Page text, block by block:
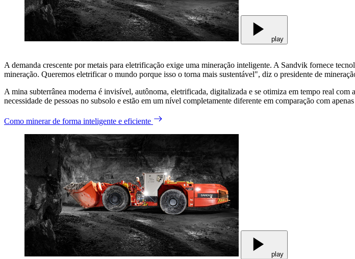
play
A demanda crescente por metais para eletrificação exige uma mineração inteligente. A Sandvik fornece
mineração. Queremos eletrificar o mundo porque isso o torna mais sustentável", diz o presidente de
A mina subterrânea moderna é invisível, autônoma, eletrificada, digitalizada e se otimiza em tempo real
necessidade de pessoas no subsolo e estão em um nível completamente diferente em comparação com
Como minerar de forma inteligente e eficiente
play